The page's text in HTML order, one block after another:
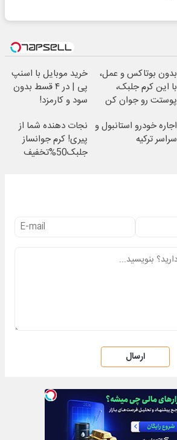
بدون بوتاکس و عمل،
با این کرم جلبک،
پوستت رو جوان کن
خرید موبایل با اسنپ
پی | در ۴ قسط بدون
سود و کارمزد!
اجاره خودرو استانبول و
سراسر ترکیه
نجات دهنده شما از
پیری! کرم جوانساز
جلبک50%تخفیف
ارسال